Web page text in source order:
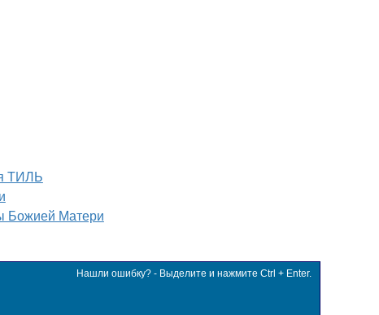
ТИЛЬ
Божией Матери
Нашли ошибку? - Выделите и нажмите Ctrl + Enter.